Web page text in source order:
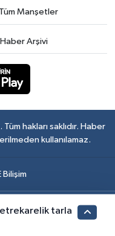
Tüm Manşetler
Haber Arşivi
hakları saklıdır. Haber
kullanılamaz.
Bilişim
tarla